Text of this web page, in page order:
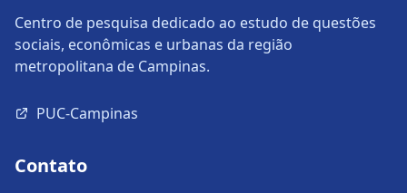
Centro de pesquisa dedicado ao estudo de questões
sociais, econômicas e urbanas da região
metropolitana de Campinas.
PUC-Campinas
Contato